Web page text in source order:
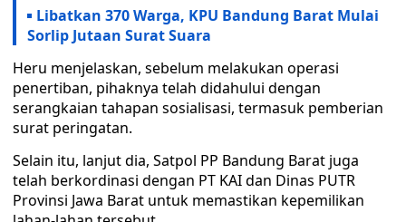
Libatkan 370 Warga, KPU Bandung Barat Mulai
Sorlip Jutaan Surat Suara
Heru menjelaskan, sebelum melakukan operasi
penertiban, pihaknya telah didahului dengan
serangkaian tahapan sosialisasi, termasuk pemberian
surat peringatan.
Selain itu, lanjut dia, Satpol PP Bandung Barat juga
telah berkordinasi dengan PT KAI dan Dinas PUTR
Provinsi Jawa Barat untuk memastikan kepemilikan